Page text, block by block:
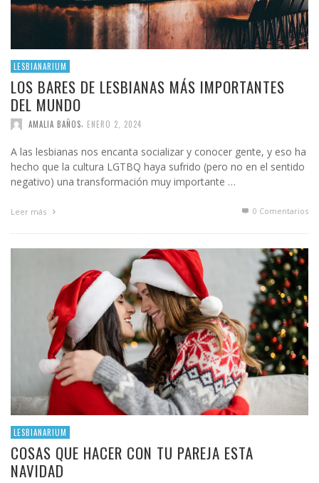
LESBIANARIUM
LOS BARES DE LESBIANAS MÁS IMPORTANTES
DEL MUNDO
AMALIA BAÑOS ENERO 2, 2024
A las lesbianas nos encanta socializar y conocer gente, y eso ha
hecho que la cultura LGTBQ haya sufrido (pero no en el sentido
negativo) una transformación muy importante …
Leer más 0 Comentarios
LESBIANARIUM
COSAS QUE HACER CON TU PAREJA ESTA
NAVIDAD